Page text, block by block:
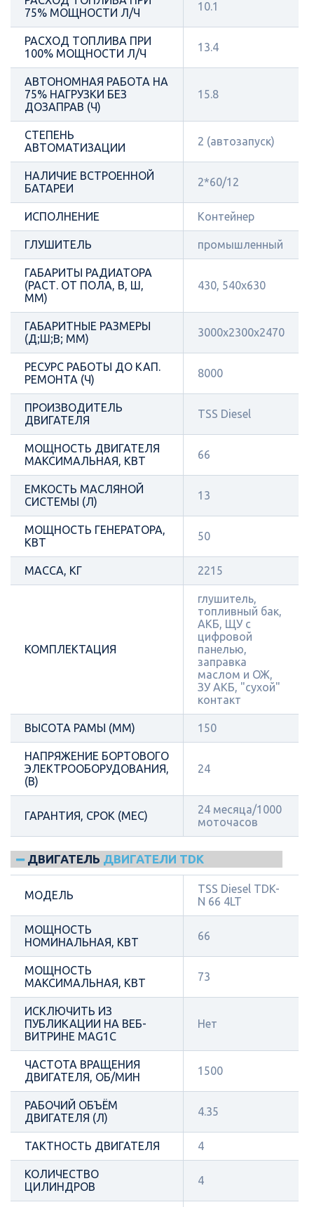
75% МОЩНОСТИ Л/Ч
10.1
РАСХОД ТОПЛИВА ПРИ
100% МОЩНОСТИ Л/Ч
13.4
АВТОНОМНАЯ РАБОТА НА
75% НАГРУЗКИ БЕЗ
ДОЗАПРАВ (Ч)
15.8
СТЕПЕНЬ
АВТОМАТИЗАЦИИ
2 (автозапуск)
НАЛИЧИЕ ВСТРОЕННОЙ
БАТАРЕИ
2*60/12
ИСПОЛНЕНИЕ Контейнер
ГЛУШИТЕЛЬ промышленный
ГАБАРИТЫ РАДИАТОРА
(РАСТ. ОТ ПОЛА, В, Ш,
ММ)
430, 540х630
ГАБАРИТНЫЕ РАЗМЕРЫ
(Д;Ш;В; ММ)
3000x2300x2470
РЕСУРС РАБОТЫ ДО КАП.
РЕМОНТА (Ч)
8000
ПРОИЗВОДИТЕЛЬ
ДВИГАТЕЛЯ
TSS Diesel
МОЩНОСТЬ ДВИГАТЕЛЯ
МАКСИМАЛЬНАЯ, КВТ
66
ЕМКОСТЬ МАСЛЯНОЙ
СИСТЕМЫ (Л)
13
МОЩНОСТЬ ГЕНЕРАТОРА,
КВТ
50
МАССА, КГ 2215
КОМПЛЕКТАЦИЯ
глушитель,
топливный бак,
АКБ, ЩУ с
цифровой
панелью,
заправка
маслом и ОЖ,
ЗУ АКБ, "сухой"
контакт
ВЫСОТА РАМЫ (ММ) 150
НАПРЯЖЕНИЕ БОРТОВОГО
ЭЛЕКТРООБОРУДОВАНИЯ,
(В)
24
ГАРАНТИЯ, СРОК (МЕС)
24 месяца/1000
моточасов
ДВИГАТЕЛЬ ДВИГАТЕЛИ TDK
МОДЕЛЬ
TSS Diesel TDK-
N 66 4LT
МОЩНОСТЬ
НОМИНАЛЬНАЯ, КВТ
66
МОЩНОСТЬ
МАКСИМАЛЬНАЯ, КВТ
73
ИСКЛЮЧИТЬ ИЗ
ПУБЛИКАЦИИ НА ВЕБ-
ВИТРИНЕ MAG1C
Нет
ЧАСТОТА ВРАЩЕНИЯ
ДВИГАТЕЛЯ, ОБ/МИН
1500
РАБОЧИЙ ОБЪЁМ
ДВИГАТЕЛЯ (Л)
4.35
ТАКТНОСТЬ ДВИГАТЕЛЯ 4
КОЛИЧЕСТВО
ЦИЛИНДРОВ
4